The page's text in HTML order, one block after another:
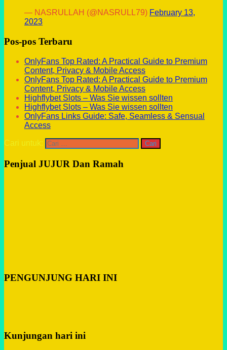
— NASRULLAH (@NASRULL79) February 13,
2023
Pos-pos Terbaru
OnlyFans Top Rated: A Practical Guide to Premium
Content, Privacy & Mobile Access
OnlyFans Top Rated: A Practical Guide to Premium
Content, Privacy & Mobile Access
Highflybet Slots – Was Sie wissen sollten
Highflybet Slots – Was Sie wissen sollten
OnlyFans Links Guide: Safe, Seamless & Sensual
Access
Cari untuk:
Penjual JUJUR Dan Ramah
PENGUNJUNG HARI INI
Kunjungan hari ini